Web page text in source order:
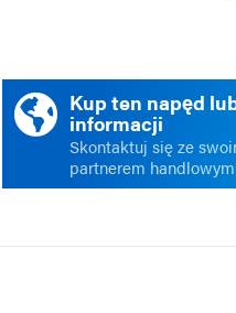
Kup ten napęd
informacji
Skontaktuj się ze
partnerem handlowym